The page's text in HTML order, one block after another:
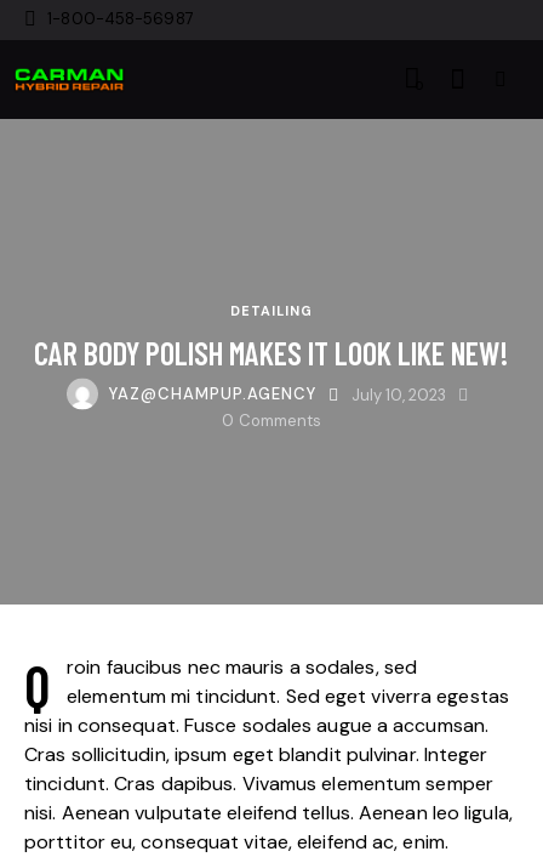
1-800-458-56987
DETAILING
CAR BODY POLISH MAKES IT LOOK LIKE NEW!
YAZ@CHAMPUP.AGENCY
July 10, 2023
0 Comments
Q
roin faucibus nec mauris a sodales, sed
elementum mi tincidunt. Sed eget viverra egestas
nisi in consequat. Fusce sodales augue a accumsan.
Cras sollicitudin, ipsum eget blandit pulvinar. Integer
tincidunt. Cras dapibus. Vivamus elementum semper
nisi. Aenean vulputate eleifend tellus. Aenean leo ligula,
porttitor eu, consequat vitae, eleifend ac, enim.